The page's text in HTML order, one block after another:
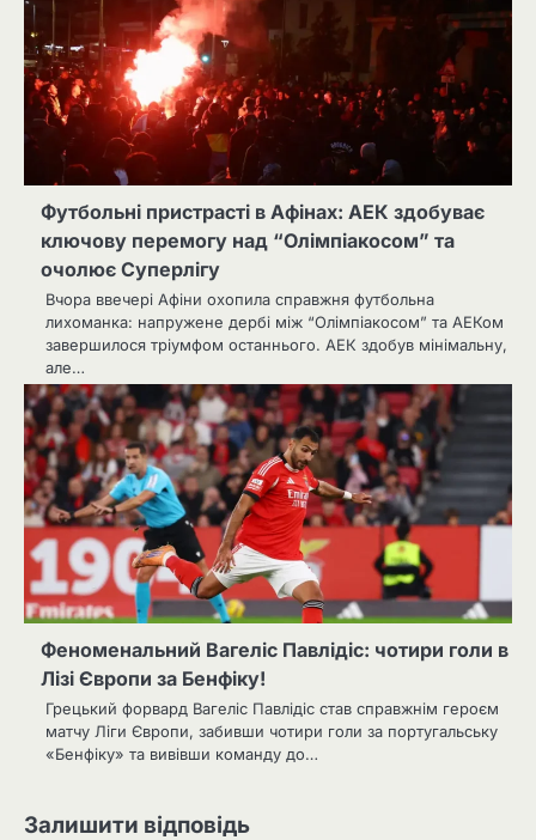
Футбольні пристрасті в Афінах: АЕК здобуває
ключову перемогу над “Олімпіакосом” та
очолює Суперлігу
Вчора ввечері Афіни охопила справжня футбольна
лихоманка: напружене дербі між “Олімпіакосом” та АЕКом
завершилося тріумфом останнього. АЕК здобув мінімальну,
але…
Феноменальний Вагеліс Павлідіс: чотири голи в
Лізі Європи за Бенфіку!
Грецький форвард Вагеліс Павлідіс став справжнім героєм
матчу Ліги Європи, забивши чотири голи за португальську
«Бенфіку» та вивівши команду до…
Залишити відповідь